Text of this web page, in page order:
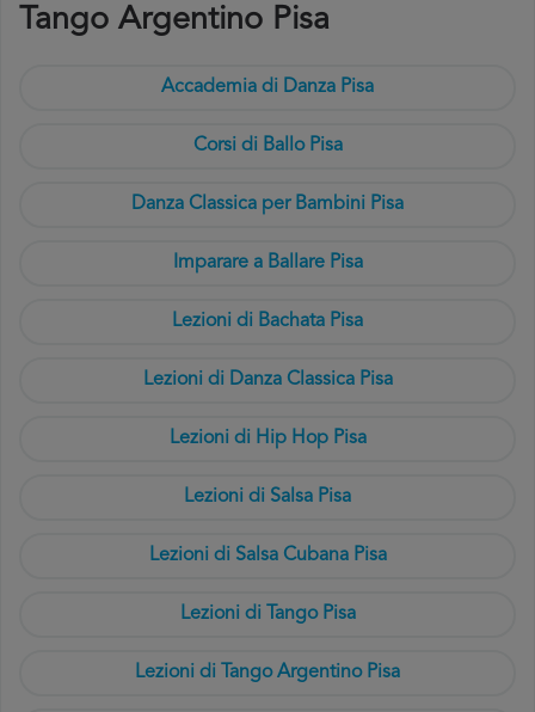
Tango Argentino Pisa
Accademia di Danza Pisa
Corsi di Ballo Pisa
Danza Classica per Bambini Pisa
Imparare a Ballare Pisa
Lezioni di Bachata Pisa
Lezioni di Danza Classica Pisa
Lezioni di Hip Hop Pisa
Lezioni di Salsa Pisa
Lezioni di Salsa Cubana Pisa
Lezioni di Tango Pisa
Lezioni di Tango Argentino Pisa